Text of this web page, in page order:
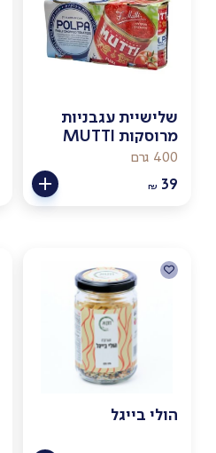
שלישיית עגבניות
מרוסקות MUTTI
400 גרם
₪ 39
הולי בייגל